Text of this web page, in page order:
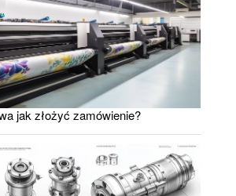
jak złożyć zamówienie?